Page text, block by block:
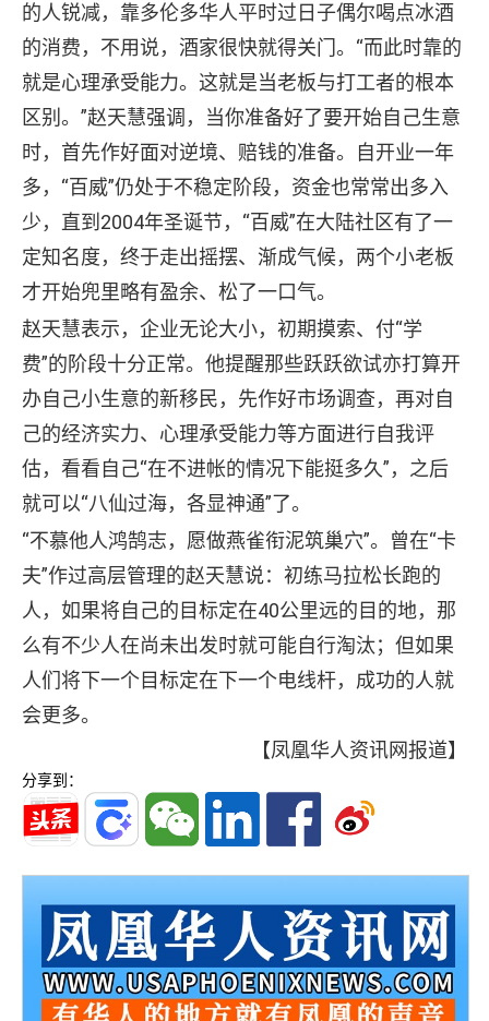
的人锐减，靠多伦多华人平时过日子偶尔喝点冰酒
的消费，不用说，酒家很快就得关门。“而此时靠的
就是心理承受能力。这就是当老板与打工者的根本
区别。”赵天慧强调，当你准备好了要开始自己生意
时，首先作好面对逆境、赔钱的准备。自开业一年
多，“百威”仍处于不稳定阶段，资金也常常出多入
少，直到2004年圣诞节，“百威”在大陆社区有了一
定知名度，终于走出摇摆、渐成气候，两个小老板
才开始兜里略有盈余、松了一口气。
赵天慧表示，企业无论大小，初期摸索、付“学
费”的阶段十分正常。他提醒那些跃跃欲试亦打算开
办自己小生意的新移民，先作好市场调查，再对自
己的经济实力、心理承受能力等方面进行自我评
估，看看自己“在不进帐的情况下能挺多久”，之后
就可以“八仙过海，各显神通”了。
“不慕他人鸿鹄志，愿做燕雀衔泥筑巢穴”。曾在“卡
夫”作过高层管理的赵天慧说：初练马拉松长跑的
人，如果将自己的目标定在40公里远的目的地，那
么有不少人在尚未出发时就可能自行淘汰；但如果
人们将下一个目标定在下一个电线杆，成功的人就
会更多。
【凤凰华人资讯网报道】
分享到：